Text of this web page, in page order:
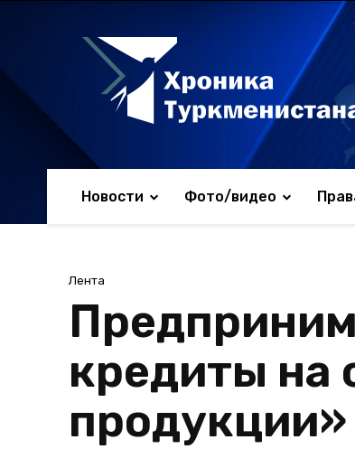
Новости Фото/видео
Лента
кредиты на
продукции»